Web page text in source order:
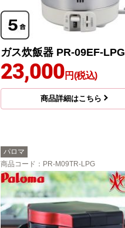
ガス炊飯器 PR-09EF-LPG
23,000円(税込)
商品詳細はこちら
パロマ
商品コード ：PR-M09TR-LPG